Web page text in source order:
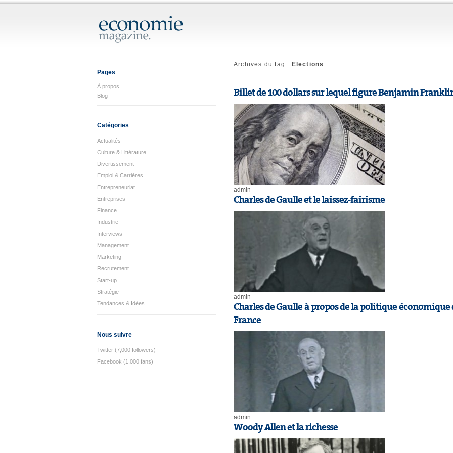
Pages
À propos
Blog
Catégories
Actualités
Culture & Littérature
Divertissement
Emploi & Carrières
Entrepreneuriat
Entreprises
Finance
Industrie
Interviews
Management
Marketing
Recrutement
Start-up
Stratégie
Tendances & Idées
Nous suivre
Twitter (7,000 followers)
Facebook (1,000 fans)
Archives du tag : Elections
Billet de 100 dollars sur lequel figure Benjamin
admin
Charles de Gaulle et le laissez-fairisme
admin
Charles de Gaulle à propos de la politique économique
France
admin
Woody Allen et la richesse